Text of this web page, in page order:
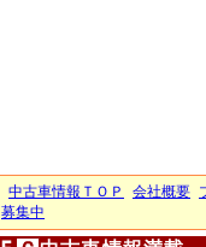
中古車情報ＴＯＰ 会社概要
募集中